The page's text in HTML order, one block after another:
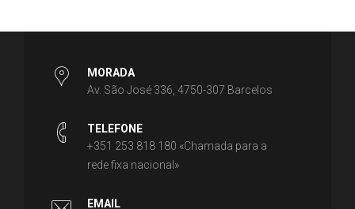
MORADA
Av. São José 336, 4750-307 Barcelos
TELEFONE
+351 253 818 180 «Chamada para a
rede fixa nacional»
EMAIL